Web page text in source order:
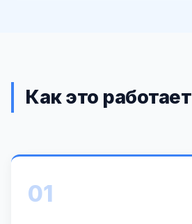
Как это работает
01